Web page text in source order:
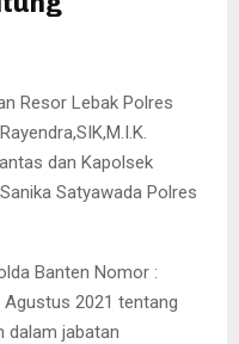
Resor Lebak Polres
dan Kapolsek
Satyawada Polres
Banten Nomor :
2021 tentang
dalam jabatan